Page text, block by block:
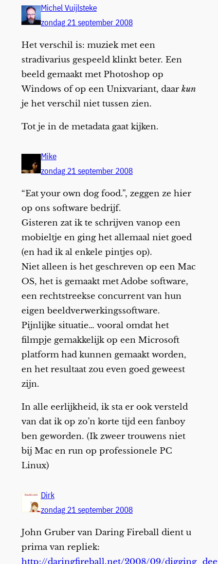
Michel Vuijlsteke
zondag 21 september 2008
Het verschil is: muziek met een
stradivarius gespeeld klinkt beter. Een
beeld gemaakt met Photoshop op
Windows of op een Unixvariant, daar kun
je het verschil niet tussen zien.
Tot je in de metadata gaat kijken.
Mike
zondag 21 september 2008
“Eat your own dog food.”, zeggen ze hier
op ons software bedrijf.
Gisteren zat ik te schrijven vanop een
mobieltje en ging het allemaal niet goed
(en had ik al enkele pintjes op).
Niet alleen is het geschreven op een Mac
OS, het is gemaakt met Adobe software,
een rechtstreekse concurrent van hun
eigen beeldverwerkingssoftware.
Pijnlijke situatie… vooral omdat het
filmpje gemakkelijk op een Microsoft
platform had kunnen gemaakt worden,
en het resultaat zou even goed geweest
zijn.
In alle eerlijkheid, ik sta er ook versteld
van dat ik op zo’n korte tijd een fanboy
ben geworden. (Ik zweer trouwens niet
bij Mac en run op professionele PC
Linux)
Dirk
zondag 21 september 2008
John Gruber van Daring Fireball dient u
prima van repliek:
http://daringfireball.net/2008/09/